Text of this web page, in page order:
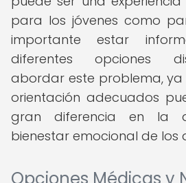
para los jóvenes como
importante estar
diferentes opciones
abordar este problema,
orientación adecuados
gran diferencia en la
bienestar emocional de los